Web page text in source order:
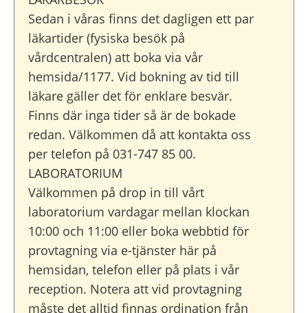
Sedan i våras finns det dagligen ett par
läkartider (fysiska besök på
vårdcentralen) att boka via vår
hemsida/1177. Vid bokning av tid till
läkare gäller det för enklare besvär.
Finns där inga tider så är de bokade
redan. Välkommen då att kontakta oss
per telefon på 031-747 85 00.
LABORATORIUM
Välkommen på drop in till vårt
laboratorium vardagar mellan klockan
10:00 och 11:00 eller boka webbtid för
provtagning via e-tjänster här på
hemsidan, telefon eller på plats i vår
reception. Notera att vid provtagning
måste det alltid finnas ordination från